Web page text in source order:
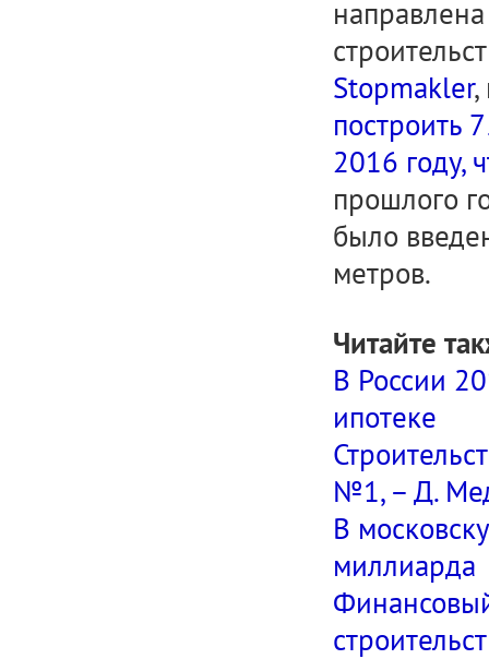
Stopmakler,
построить
2016 году,
прошлого
было
метров.
Читайте
В России
ипотеке
№1, – Д.
В
миллиарда